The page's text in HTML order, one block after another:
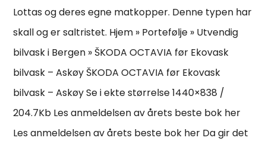
Lottas og deres egne matkopper. Denne typen har
skall og er saltristet. Hjem » Portefølje » Utvendig
bilvask i Bergen » ŠKODA OCTAVIA før Ekovask
bilvask – Askøy ŠKODA OCTAVIA før Ekovask
bilvask – Askøy Se i ekte størrelse 1440×838 /
204.7Kb Les anmeldelsen av årets beste bok her
Les anmeldelsen av årets beste bok her Da gir det